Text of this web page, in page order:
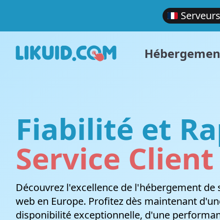
Hébergement de sites Web
Service d'hébergement partagé ultra-rapide et
stable
VPS Cloud
Gagnez plus de contrôle sur votre
environnement d'hébergement. VPS Windows
LIKUID.COM
Pourquoi choisir Likuid?
Légal
services
Ouvrir une demande
Ouvrez une demande auprès de notre équipe
de support
Devenir affilié
Gagnez de l'argent en promouvant nos
produits
Fiabilité et
Service
Découvrez l'excellence de l'hébergement de
web en Europe. Profitez dès maintenant
disponibilité exceptionnelle, d'une